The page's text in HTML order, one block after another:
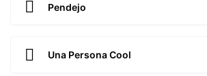
Pendejo
Una Persona Cool